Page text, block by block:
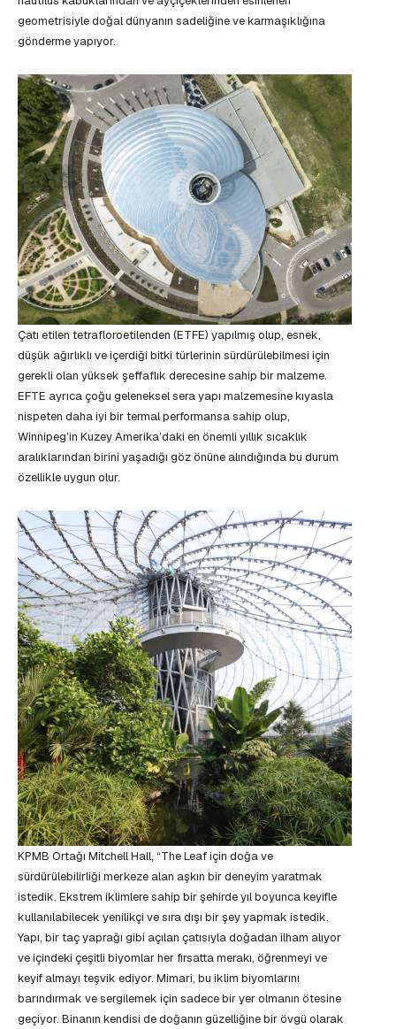
geometrisiyle doğal dünyanın sadeliğine ve karmaşıklığına
gönderme yapıyor.
Çatı etilen tetrafloroetilenden (ETFE) yapılmış olup, esnek,
düşük ağırlıklı ve içerdiği bitki türlerinin sürdürülebilmesi için
gerekli olan yüksek şeffaflık derecesine sahip bir malzeme.
EFTE ayrıca çoğu geleneksel sera yapı malzemesine kıyasla
nispeten daha iyi bir termal performansa sahip olup,
Winnipeg’in Kuzey Amerika’daki en önemli yıllık sıcaklık
aralıklarından birini yaşadığı göz önüne alındığında bu durum
özellikle uygun olur.
KPMB Ortağı Mitchell Hall, “The Leaf için doğa ve
sürdürülebilirliği merkeze alan aşkın bir deneyim yaratmak
istedik. Ekstrem iklimlere sahip bir şehirde yıl boyunca keyifle
kullanılabilecek yenilikçi ve sıra dışı bir şey yapmak istedik.
Yapı, bir taç yaprağı gibi açılan çatısıyla doğadan ilham alıyor
ve içindeki çeşitli biyomlar her fırsatta merakı, öğrenmeyi ve
keyif almayı teşvik ediyor. Mimari, bu iklim biyomlarını
barındırmak ve sergilemek için sadece bir yer olmanın ötesine
geçiyor. Binanın kendisi de doğanın güzelliğine bir övgü olarak